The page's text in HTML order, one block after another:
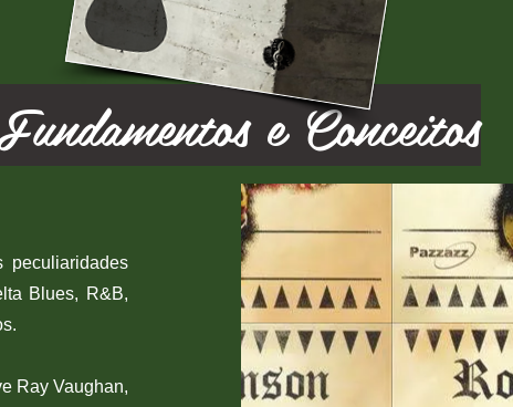
e Conceitos
Blues, R&B,
Ray Vaughan,